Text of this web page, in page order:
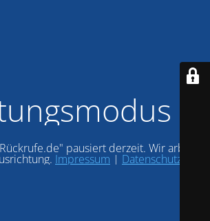
pausiert derzeit. Wir arbeiten
Impressum | Datenschutz